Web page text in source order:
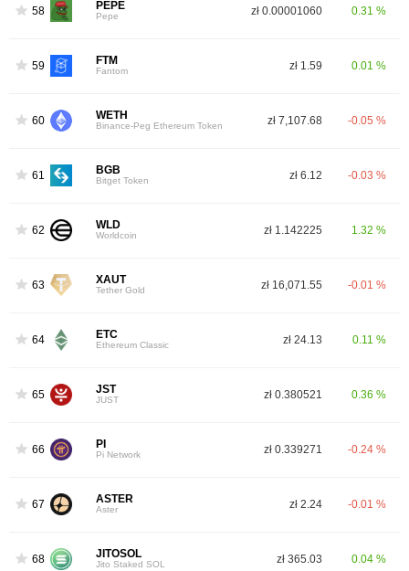
58 PEPE
Pepe zł 0.00001060 0.31 %
59 FTM
Fantom zł 1.59 0.01 %
60 WETH
Binance-Peg Ethereum Token zł 7,107.68 -0.05 %
61 BGB
Bitget Token zł 6.12 -0.03 %
62 WLD
Worldcoin zł 1.142225 1.32 %
63 XAUT
Tether Gold zł 16,071.55 -0.01 %
64 ETC
Ethereum Classic zł 24.13 0.11 %
65 JST
JUST zł 0.380521 0.36 %
66 PI
Pi Network zł 0.339271 -0.24 %
67 ASTER
Aster zł 2.24 -0.01 %
68 JITOSOL
Jito Staked SOL zł 365.03 0.04 %